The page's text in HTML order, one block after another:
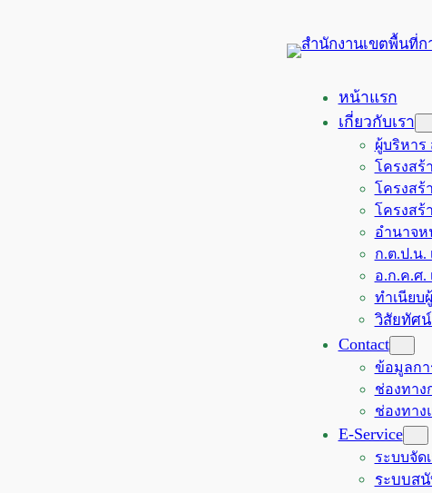
หน้าแรก
เกี่ยวกับเรา
ผู้บริหา
โครงสร้
โครงสร้
โครงสร้
อำนาจห
ก.ต.ป.น.
อ.ก.ค.ศ.
ทำเนียบ
วิสัยทัศ
Contact
ข้อมูลก
ช่องทาง
ช่องทาง
E-Service
ระบบจัด
ระบบสนั